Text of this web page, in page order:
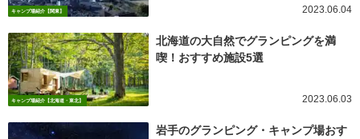
キャンプ場紹介【関東】 2023.06.04
キャンプ場紹介【北海道・東北】
北海道の大自然でグランピングを満
喫！おすすめ施設5選
2023.06.03
岩手のグランピング・キャンプ場おす